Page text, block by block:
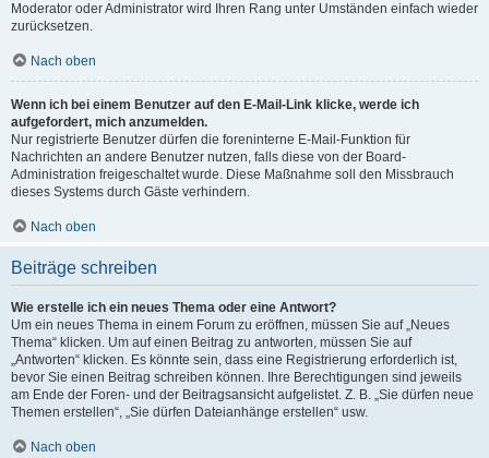
Moderator oder Administrator wird Ihren Rang unter Umständen einfach wieder
zurücksetzen.
Nach oben
Wenn ich bei einem Benutzer auf den E-Mail-Link klicke, werde ich
aufgefordert, mich anzumelden.
Nur registrierte Benutzer dürfen die foreninterne E-Mail-Funktion für
Nachrichten an andere Benutzer nutzen, falls diese von der Board-
Administration freigeschaltet wurde. Diese Maßnahme soll den Missbrauch
dieses Systems durch Gäste verhindern.
Nach oben
Beiträge schreiben
Wie erstelle ich ein neues Thema oder eine Antwort?
Um ein neues Thema in einem Forum zu eröffnen, müssen Sie auf „Neues
Thema“ klicken. Um auf einen Beitrag zu antworten, müssen Sie auf
„Antworten“ klicken. Es könnte sein, dass eine Registrierung erforderlich ist,
bevor Sie einen Beitrag schreiben können. Ihre Berechtigungen sind jeweils
am Ende der Foren- und der Beitragsansicht aufgelistet. Z. B. „Sie dürfen neue
Themen erstellen“, „Sie dürfen Dateianhänge erstellen“ usw.
Nach oben